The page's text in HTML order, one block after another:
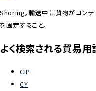
サステナビリティ
Shoring。輸送中に貨物がコン
を固定すること。
よく検索される貿易用
CIP
CY